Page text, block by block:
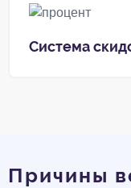
Система
Причины